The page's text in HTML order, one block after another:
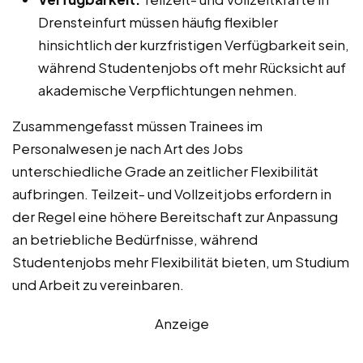
Drensteinfurt müssen häufig flexibler
hinsichtlich der kurzfristigen Verfügbarkeit sein,
während Studentenjobs oft mehr Rücksicht auf
akademische Verpflichtungen nehmen.
Zusammengefasst müssen Trainees im
Personalwesen je nach Art des Jobs
unterschiedliche Grade an zeitlicher Flexibilität
aufbringen. Teilzeit- und Vollzeitjobs erfordern in
der Regel eine höhere Bereitschaft zur Anpassung
an betriebliche Bedürfnisse, während
Studentenjobs mehr Flexibilität bieten, um Studium
und Arbeit zu vereinbaren.
Anzeige